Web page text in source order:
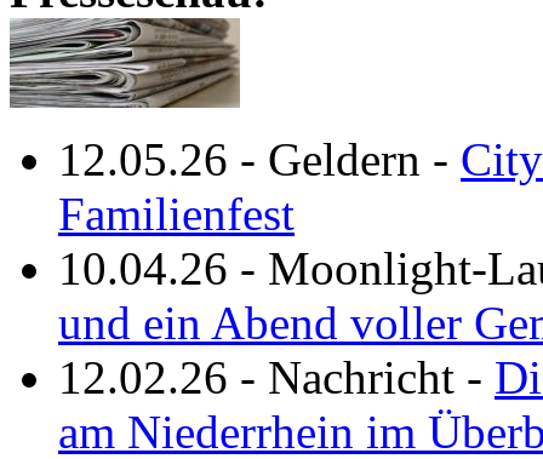
12.05.26 - Geldern -
Familienfest
10.04.26 - Moonlight-
und ein Abend voller
12.02.26 - Nachricht -
am Niederrhein im